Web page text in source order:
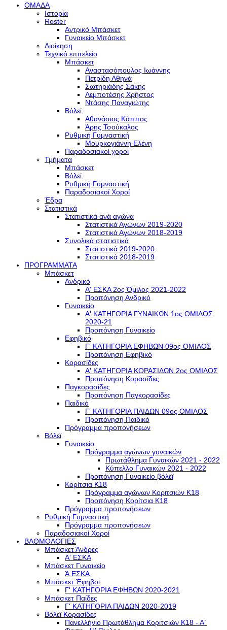
ΟΜΑΔΑ
Ιστορία
Roster
Αντρικό Μπάσκετ
Γυναικείο Μπάσκετ
Διοίκηση
Τεχνικό επιτελείο
Μπάσκετ
Αναστασόπουλος Ιωάννης
Πετρίδη Αθηνά
Σωτηριάδης Σάκης
Λεμποτέσης Χρήστος
Ντάσης Παναγιώτης
Βόλεϊ
Αθανάσιος Κάππος
Άρης Τσούκαλος
Ρυθμική Γυμναστική
Μουρκογιάννη Ελένη
Παραδοσιακοί χοροί
Τμήματα
Μπάσκετ
Βόλεϊ
Ρυθμική Γυμναστική
Παραδοσιακοί Χοροί
Έδρα
Στατιστικά
Στατιστικά ανά αγώνα
Στατιστικά Αγώνων 2019-2020
Στατιστικά Αγώνων 2018-2019
Συνολικά στατιστικά
Στατιστικά 2019-2020
Στατιστικά 2018-2019
ΠΡΟΓΡΑΜΜΑΤΑ
Μπάσκετ
Ανδρικό
Α' ΕΣΚΑ 2ος Όμιλος 2021-2022
Προπόνηση Ανδρικό
Γυναικείο
Α' ΚΑΤΗΓΟΡΙΑ ΓΥΝΑΙΚΩΝ 1ος ΟΜΙΛΟΣ
2020-21
Προπόνηση Γυναικείο
Εφηβικό
Γ' ΚΑΤΗΓΟΡΙΑ ΕΦΗΒΩΝ 09ος ΟΜΙΛΟΣ
Προπόνηση Εφηβικό
Κορασίδες
Α' ΚΑΤΗΓΟΡΙΑ ΚΟΡΑΣΙΔΩΝ 2ος ΟΜΙΛΟΣ
Προπόνηση Κορασίδες
Παγκορασίδες
Προπόνηση Παγκορασίδες
Παιδικό
Γ' ΚΑΤΗΓΟΡΙΑ ΠΑΙΔΩΝ 09ος ΟΜΙΛΟΣ
Προπόνηση Παιδικό
Πρόγραμμα προπονήσεων
Βόλεϊ
Γυναικείο
Πρόγραμμα αγώνων γυναικών
Πρωτάθλημα Γυναικών 2021 - 2022
Κύπελλο Γυναικών 2021 - 2022
Προπόνηση Γυναικείο βόλεϊ
Κορίτσια Κ18
Πρόγραμμα αγώνων Κοριτσιών Κ18
Προπόνηση Κορίτσια Κ18
Πρόγραμμα προπονήσεων
Ρυθμική Γυμναστική
Πρόγραμμα προπονήσεων
Παραδοσιακοί Χοροί
ΒΑΘΜΟΛΟΓΙΕΣ
Μπάσκετ Άνδρες
Α' ΕΣΚΑ
Μπάσκετ Γυναικείο
Ά ΕΣΚΑ
Μπάσκετ Έφηβοι
Γ' ΚΑΤΗΓΟΡΙΑ ΕΦΗΒΩΝ 2020-2021
Μπάσκετ Παίδες
Γ' ΚΑΤΗΓΟΡΙΑ ΠΑΙΔΩΝ 2020-2019
Βόλεϊ Κορασίδες
Πανελλήνιο Πρωτάθλημα Κοριτσιών Κ18 - Α΄